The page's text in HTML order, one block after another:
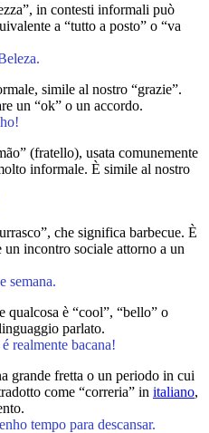
in contesti informali può
a “tutto a posto” o “va
simile al nostro “grazie”.
un “ok” o un accordo.
(fratello), usata comunemente
informale. È simile al nostro
che significa barbecue. È
incontro sociale attorno a un
semana.
qualcosa è “cool”, “bello” o
parlato.
realmente bacana!
grande fretta o un periodo in cui
come “correria” in italiano,
tempo para descansar.